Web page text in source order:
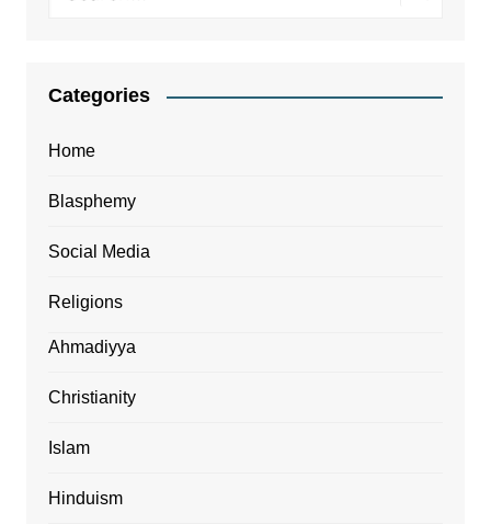
Categories
Home
Blasphemy
Social Media
Religions
Ahmadiyya
Christianity
Islam
Hinduism